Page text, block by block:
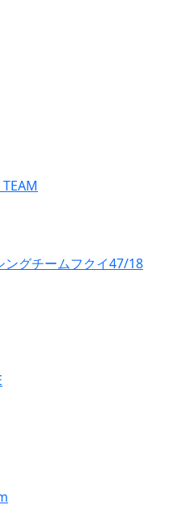
ングチームフクイ47/18